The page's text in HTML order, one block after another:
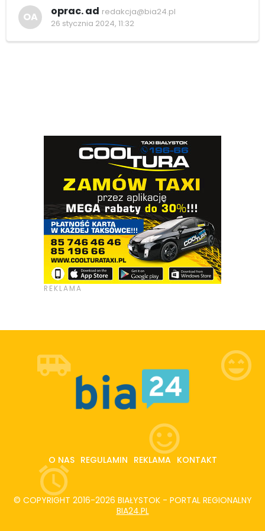
OA oprac. ad redakcja@bia24.pl
26 stycznia 2024, 11:32
O NAS REGULAMIN REKLAMA KONTAKT
© COPYRIGHT 2016-2026 BIAŁYSTOK - PORTAL REGIONALNY
BIA24.PL